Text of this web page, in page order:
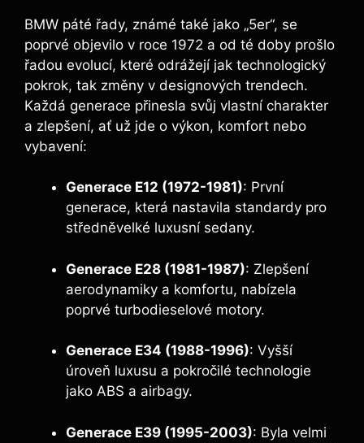
BMW páté řady, známé také jako „5er“,⁢ se
poprvé objevilo v roce‌ 1972 a od té doby prošlo
řadou evolucí, které odrážejí jak ⁢technologický​
pokrok, tak změny v designových trendech.
Každá generace přinesla ​svůj vlastní charakter
a zlepšení, ať už jde o výkon, komfort nebo
vybavení:
Generace E12 (1972-1981): První
generace, která nastavila standardy pro
středněvelké luxusní sedany.
Generace E28 (1981-1987): Zlepšení
aerodynamiky a komfortu, nabízela‌
poprvé turbodieselové motory.
Generace E34 ⁣(1988-1996): Vyšší
úroveň luxusu a pokročilé technologie
jako ABS a airbagy.
Generace⁤ E39 (1995-2003): Byla velmi